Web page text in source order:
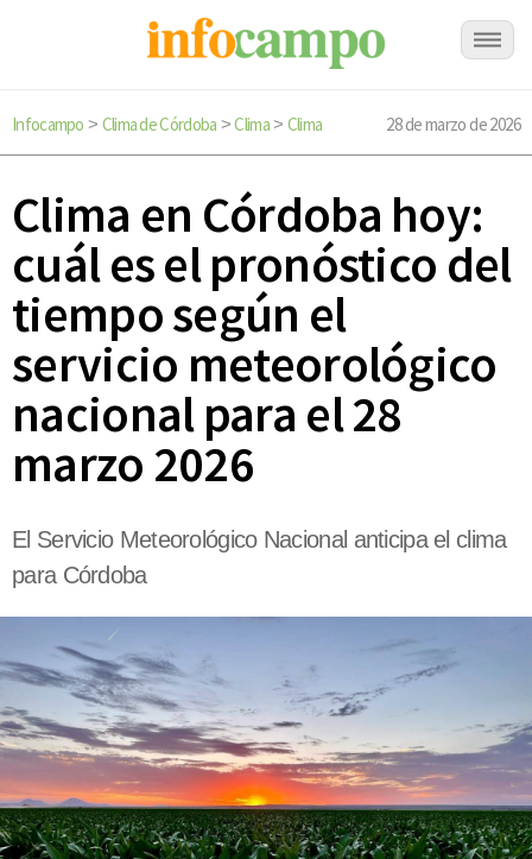
Infocampo > Clima de Córdoba >Clima> Clima 28 de marzo de 2026
Clima en Córdoba hoy:
cuál es el pronóstico del
tiempo según el
servicio meteorológico
nacional para el 28
marzo 2026
El Servicio Meteorológico Nacional anticipa el clima
para Córdoba